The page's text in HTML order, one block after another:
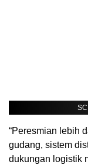
“Peresmian lebih
gudang, sistem
dukungan logistik